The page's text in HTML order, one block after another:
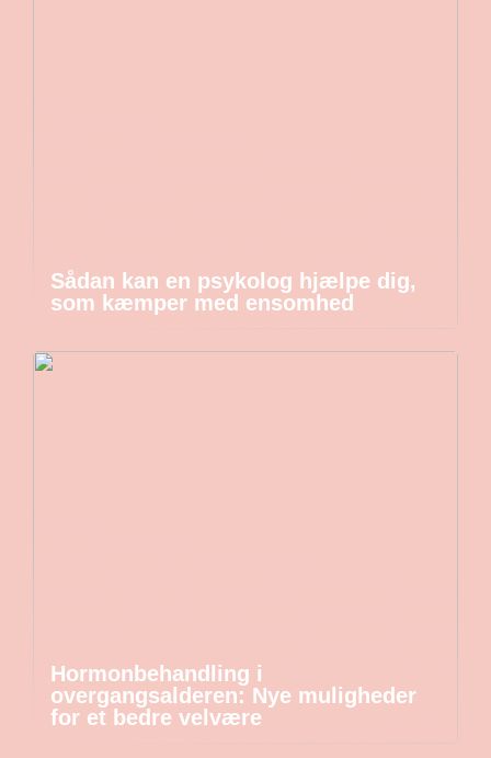
Sådan kan en psykolog hjælpe dig,
som kæmper med ensomhed
Hormonbehandling i
overgangsalderen: Nye muligheder
for et bedre velvære